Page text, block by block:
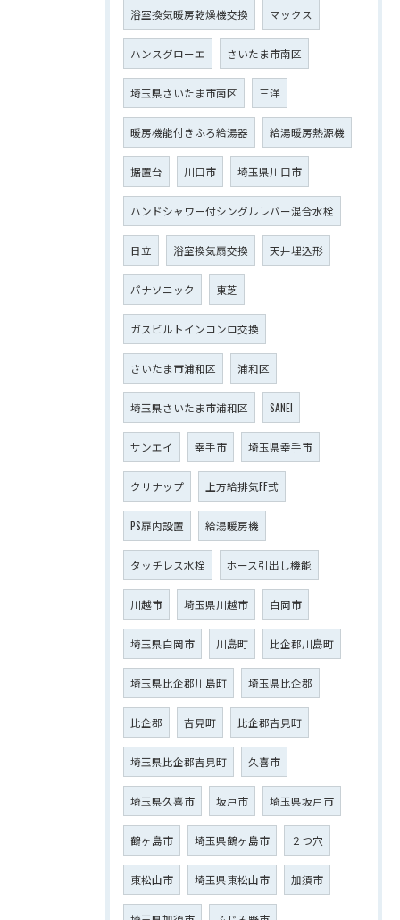
浴室換気暖房乾燥機交換 マックス
ハンスグローエ さいたま市南区
埼玉県さいたま市南区 三洋
暖房機能付きふろ給湯器 給湯暖房熱源機
据置台 川口市 埼玉県川口市
ハンドシャワー付シングルレバー混合水栓
日立 浴室換気扇交換 天井埋込形
パナソニック 東芝
ガスビルトインコンロ交換
さいたま市浦和区 浦和区
埼玉県さいたま市浦和区 SANEI
サンエイ 幸手市 埼玉県幸手市
クリナップ 上方給排気FF式
PS扉内設置 給湯暖房機
タッチレス水栓 ホース引出し機能
川越市 埼玉県川越市 白岡市
埼玉県白岡市 川島町 比企郡川島町
埼玉県比企郡川島町 埼玉県比企郡
比企郡 吉見町 比企郡吉見町
埼玉県比企郡吉見町 久喜市
埼玉県久喜市 坂戸市 埼玉県坂戸市
鶴ヶ島市 埼玉県鶴ヶ島市 ２つ穴
東松山市 埼玉県東松山市 加須市